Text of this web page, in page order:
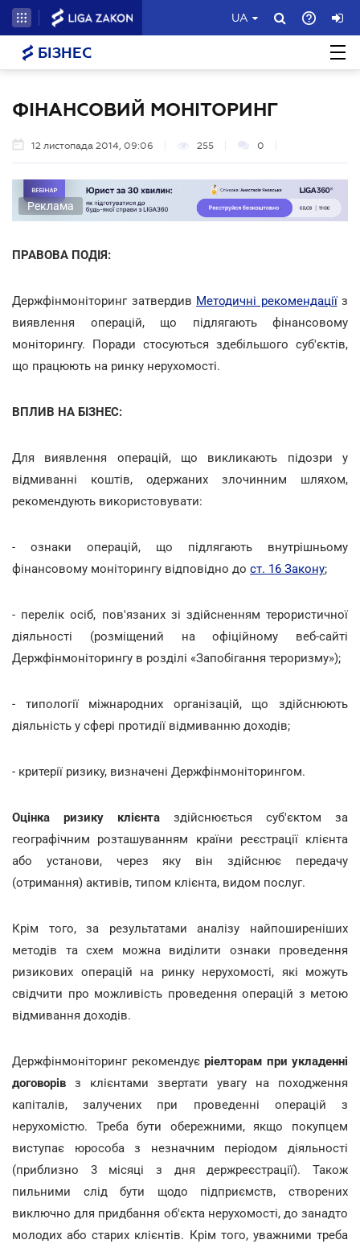
UA
БІЗНЕС
ФІНАНСОВИЙ МОНІТОРИНГ
12 листопада 2014, 09:06 255 0
Реклама
ПРАВОВА ПОДІЯ:
Держфінмоніторинг затвердив Методичні рекомендаціїз
виявлення операцій, що підлягають фінансовому
моніторингу. Поради стосуються здебільшого суб'єктів,
що працюють на ринку нерухомості.
ВПЛИВ НА БІЗНЕС:
Для виявлення операцій, що викликають підозри у
відмиванні коштів, одержаних злочинним шляхом,
рекомендують використовувати:
- ознаки операцій, що підлягають внутрішньому
фінансовому моніторингу відповідно до ст. 16 Закону;
- перелік осіб, пов'язаних зі здійсненням терористичної
діяльності (розміщений на офіційному веб-сайті
Держфінмоніторингу в розділі «Запобігання тероризму»);
- типології міжнародних організацій, що здійснюють
діяльність у сфері протидії відмиванню доходів;
- критерії ризику, визначені Держфінмоніторингом.
Оцінка ризику клієнта здійснюється суб'єктом за
географічним розташуванням країни реєстрації клієнта
або установи, через яку він здійснює передачу
(отримання) активів, типом клієнта, видом послуг.
Крім того, за результатами аналізу найпоширеніших
методів та схем можна виділити ознаки проведення
ризикових операцій на ринку нерухомості, які можуть
свідчити про можливість проведення операцій з метою
відмивання доходів.
Держфінмоніторинг рекомендує ріелторам при укладенні
договорів з клієнтами звертати увагу на походження
капіталів, залучених при проведенні операцій з
нерухомістю. Треба бути обережними, якщо покупцем
виступає юрособа з незначним періодом діяльності
(приблизно 3 місяці з дня держреєстрації). Також
пильними слід бути щодо підприємств, створених
виключно для придбання об'єкта нерухомості, до занадто
молодих або старих клієнтів. Крім того, уважними треба